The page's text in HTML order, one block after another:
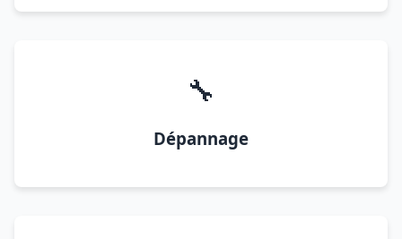
🔧
Dépannage